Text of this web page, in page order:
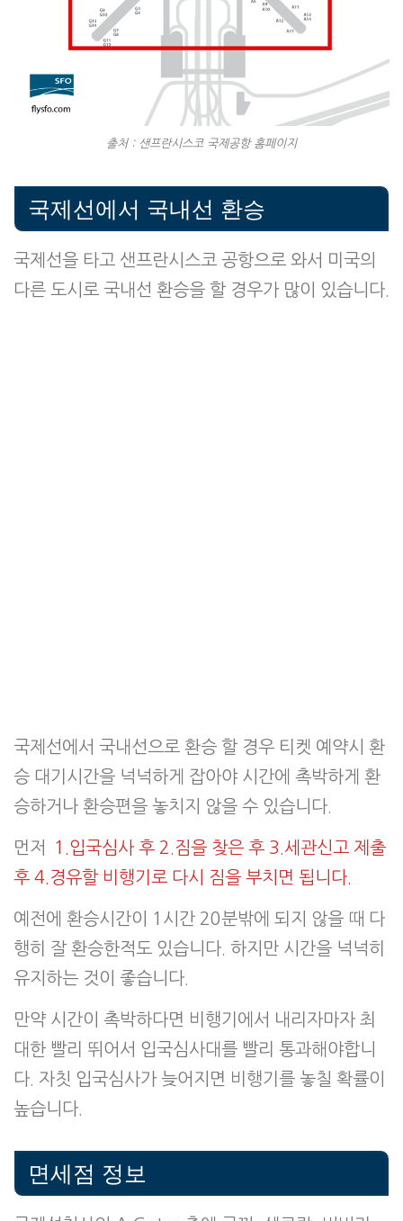
출처 : 샌프란시스코 국제공항 홈페이지
국제선에서 국내선 환승
국제선을 타고 샌프란시스코 공항으로 와서 미국의
다른 도시로 국내선 환승을 할 경우가 많이 있습니다.
국제선에서 국내선으로 환승 할 경우 티켓 예약시 환
승 대기시간을 넉넉하게 잡아야 시간에 촉박하게 환
승하거나 환승편을 놓치지 않을 수 있습니다.
먼저
1.입국심사 후 2.짐을 찾은 후 3.세관신고 제출
후 4.경유할 비행기로 다시 짐을 부치면 됩니다.
예전에 환승시간이 1시간 20분밖에 되지 않을 때 다
행히 잘 환승한적도 있습니다. 하지만 시간을 넉넉히
유지하는 것이 좋습니다.
만약 시간이 촉박하다면 비행기에서 내리자마자 최
대한 빨리 뛰어서 입국심사대를 빨리 통과해야합니
다. 자칫 입국심사가 늦어지면 비행기를 놓칠 확률이
높습니다.
면세점 정보